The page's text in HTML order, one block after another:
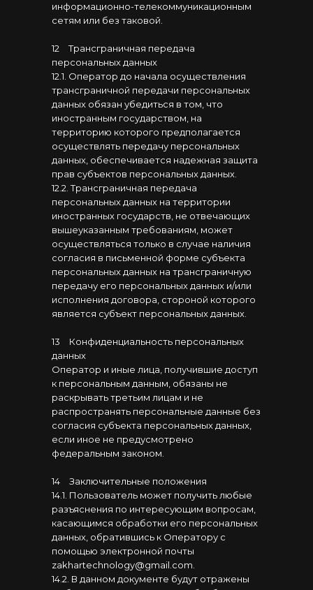
информационно-телекоммуникационным
сетям или без таковой.
12 ⠀Трансграничная передача
персональных данных
12.1. Оператор до начала осуществления
трансграничной передачи персональных
данных обязан убедиться в том, что
иностранным государством, на
территорию которого предполагается
осуществлять передачу персональных
данных, обеспечивается надежная защита
прав субъектов персональных данных.
12.2. Трансграничная передача
персональных данных на территории
иностранных государств, не отвечающих
вышеуказанным требованиям, может
осуществляться только в случае наличия
согласия в письменной форме субъекта
персональных данных на трансграничную
передачу его персональных данных и/или
исполнения договора, стороной которого
является субъект персональных данных.
13
Конфиденциальность персональных
данных
Оператор и иные лица, получившие доступ
к персональным данным, обязаны не
раскрывать третьим лицам и не
распространять персональные данные без
согласия субъекта персональных данных,
если иное не предусмотрено
федеральным законом.
14
Заключительные положения
14.1. Пользователь может получить любые
разъяснения по интересующим вопросам,
касающимся обработки его персональных
данных, обратившись к Оператору с
помощью электронной почты
zakhartechnology@gmail.com.
14.2. В данном документе будут отражены